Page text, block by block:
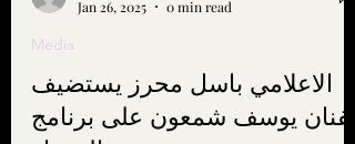
باسل محرز - المدينة اف ام - المختار
Jan 26, 2025
0 min read
Media